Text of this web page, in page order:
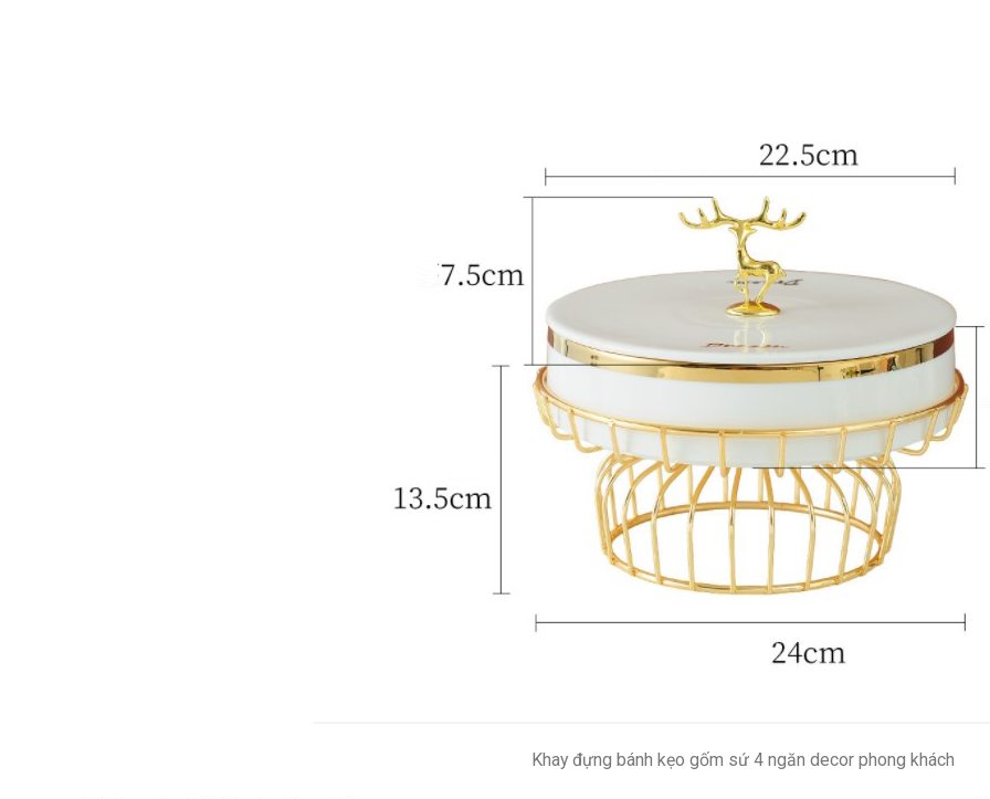
Khay đựng bánh kẹo gốm sứ 4 ngăn decor phong khách